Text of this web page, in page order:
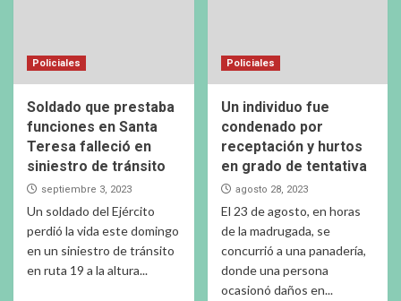
Policiales
Soldado que prestaba
funciones en Santa
Teresa falleció en
siniestro de tránsito
septiembre 3, 2023
Un soldado del Ejército
perdió la vida este domingo
en un siniestro de tránsito
en ruta 19 a la altura...
Policiales
Un individuo fue
condenado por
receptación y hurtos
en grado de tentativa
agosto 28, 2023
El 23 de agosto, en horas
de la madrugada, se
concurrió a una panadería,
donde una persona
ocasionó daños en...